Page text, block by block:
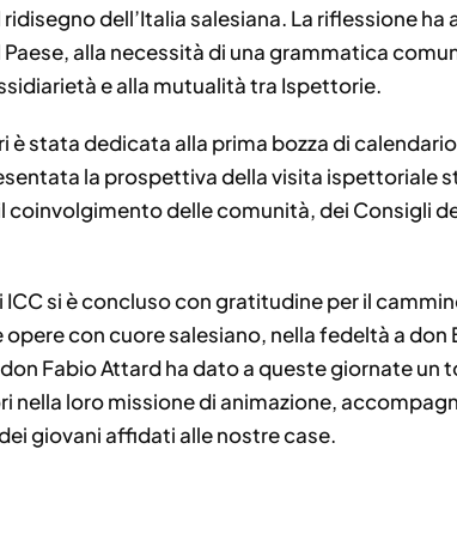
ridisegno dell’Italia salesiana. La riflessione
Paese, alla necessità di una grammatica
e alla mutualità tra Ispettorie.
è stata dedicata alla prima bozza di
la prospettiva della visita ispettoriale
coinvolgimento delle comunità, dei Consigli
si è concluso con gratitudine per il
opere con cuore salesiano, nella fedeltà a
Fabio Attard ha dato a queste giornate
nella loro missione di animazione,
giovani affidati alle nostre case.